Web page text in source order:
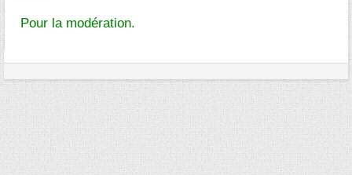
Pour la modération.